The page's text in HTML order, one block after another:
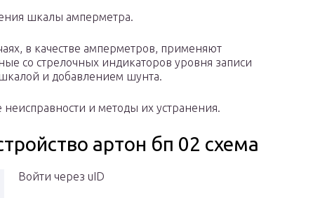
шкалы амперметра.
в качестве амперметров, применяют
со стрелочных индикаторов уровня записи
и добавлением шунта.
и методы их устранения.
артон бп 02 схема
Войти через uID